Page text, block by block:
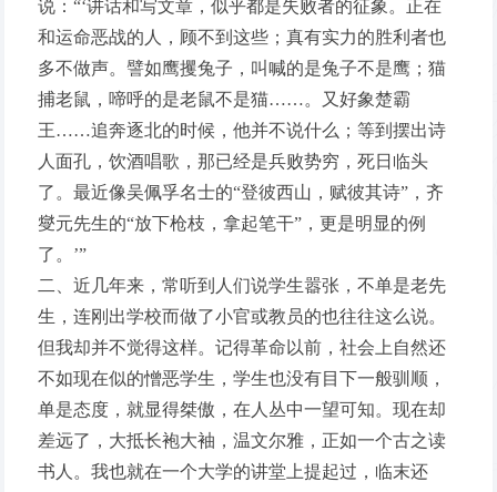
说：“‘讲话和写文章，似乎都是失败者的征象。正在
和运命恶战的人，顾不到这些；真有实力的胜利者也
多不做声。譬如鹰攫兔子，叫喊的是兔子不是鹰；猫
捕老鼠，啼呼的是老鼠不是猫……。又好象楚霸
王……追奔逐北的时候，他并不说什么；等到摆出诗
人面孔，饮酒唱歌，那已经是兵败势穷，死日临头
了。最近像吴佩孚名士的“登彼西山，赋彼其诗”，齐
燮元先生的“放下枪枝，拿起笔干”，更是明显的例
了。’”
二、近几年来，常听到人们说学生嚣张，不单是老先
生，连刚出学校而做了小官或教员的也往往这么说。
但我却并不觉得这样。记得革命以前，社会上自然还
不如现在似的憎恶学生，学生也没有目下一般驯顺，
单是态度，就显得桀傲，在人丛中一望可知。现在却
差远了，大抵长袍大袖，温文尔雅，正如一个古之读
书人。我也就在一个大学的讲堂上提起过，临末还